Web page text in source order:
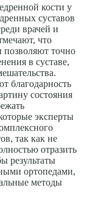
кости у
суставов
врачей и
что
позволяют точно
в суставе,
благодарность
состояния
эксперты
так как не
отразить
результаты
ортопедами,
методы